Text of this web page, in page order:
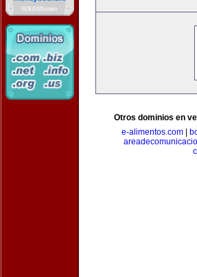
Otros dominios en
e-alimentos.com|